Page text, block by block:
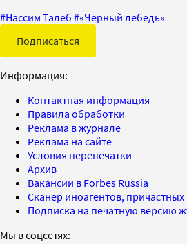
#Нассим Талеб #«Черный лебедь»
Подписаться
Информация:
Контактная информация
Правила обработки
Реклама в журнале
Реклама на сайте
Условия перепечатки
Архив
Вакансии в Forbes Russia
Сканер иноагентов,
Подписка на печатную версию
Мы в соцсетях: